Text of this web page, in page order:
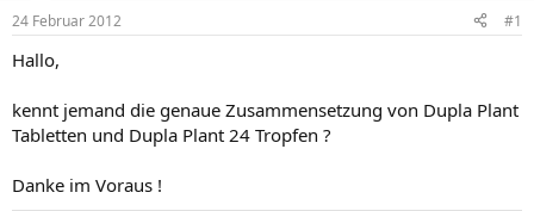
e
r
l
t
24 Februar 2012 #1
Hallo,
kennt jemand die genaue Zusammensetzung von Dupla Plant
Tabletten und Dupla Plant 24 Tropfen ?
Danke im Voraus !